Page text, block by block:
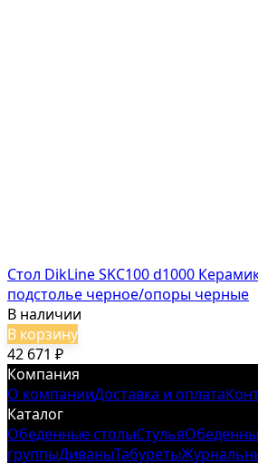
Стол DikLine SKC100 d1000
подстолье черное/опоры черные
В наличии
В корзину
42 671 ₽
Компания
О компанииДоставка и оплата
Каталог
Обеденные столыСтулья
группыДиваныТабуреты